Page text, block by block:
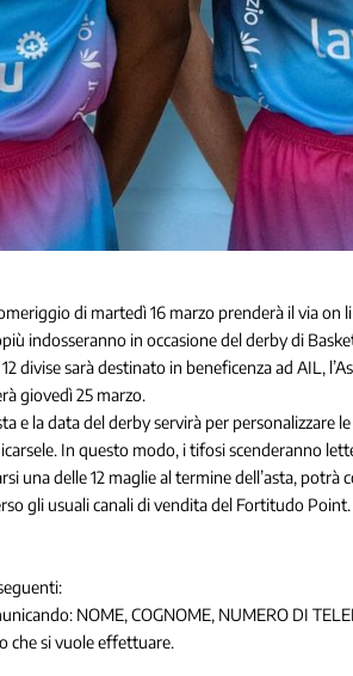
di martedì 16 marzo prenderà il via on
indosseranno in occasione del derby di
divise sarà destinato in beneficenza ad AIL,
giovedì 25 marzo.
e la data del derby servirà per personalizzare
In questo modo, i tifosi scenderanno
una delle 12 maglie al termine dell’asta,
gli usuali canali di vendita del Fortitudo
NOME, COGNOME, NUMERO DI
che si vuole effettuare.